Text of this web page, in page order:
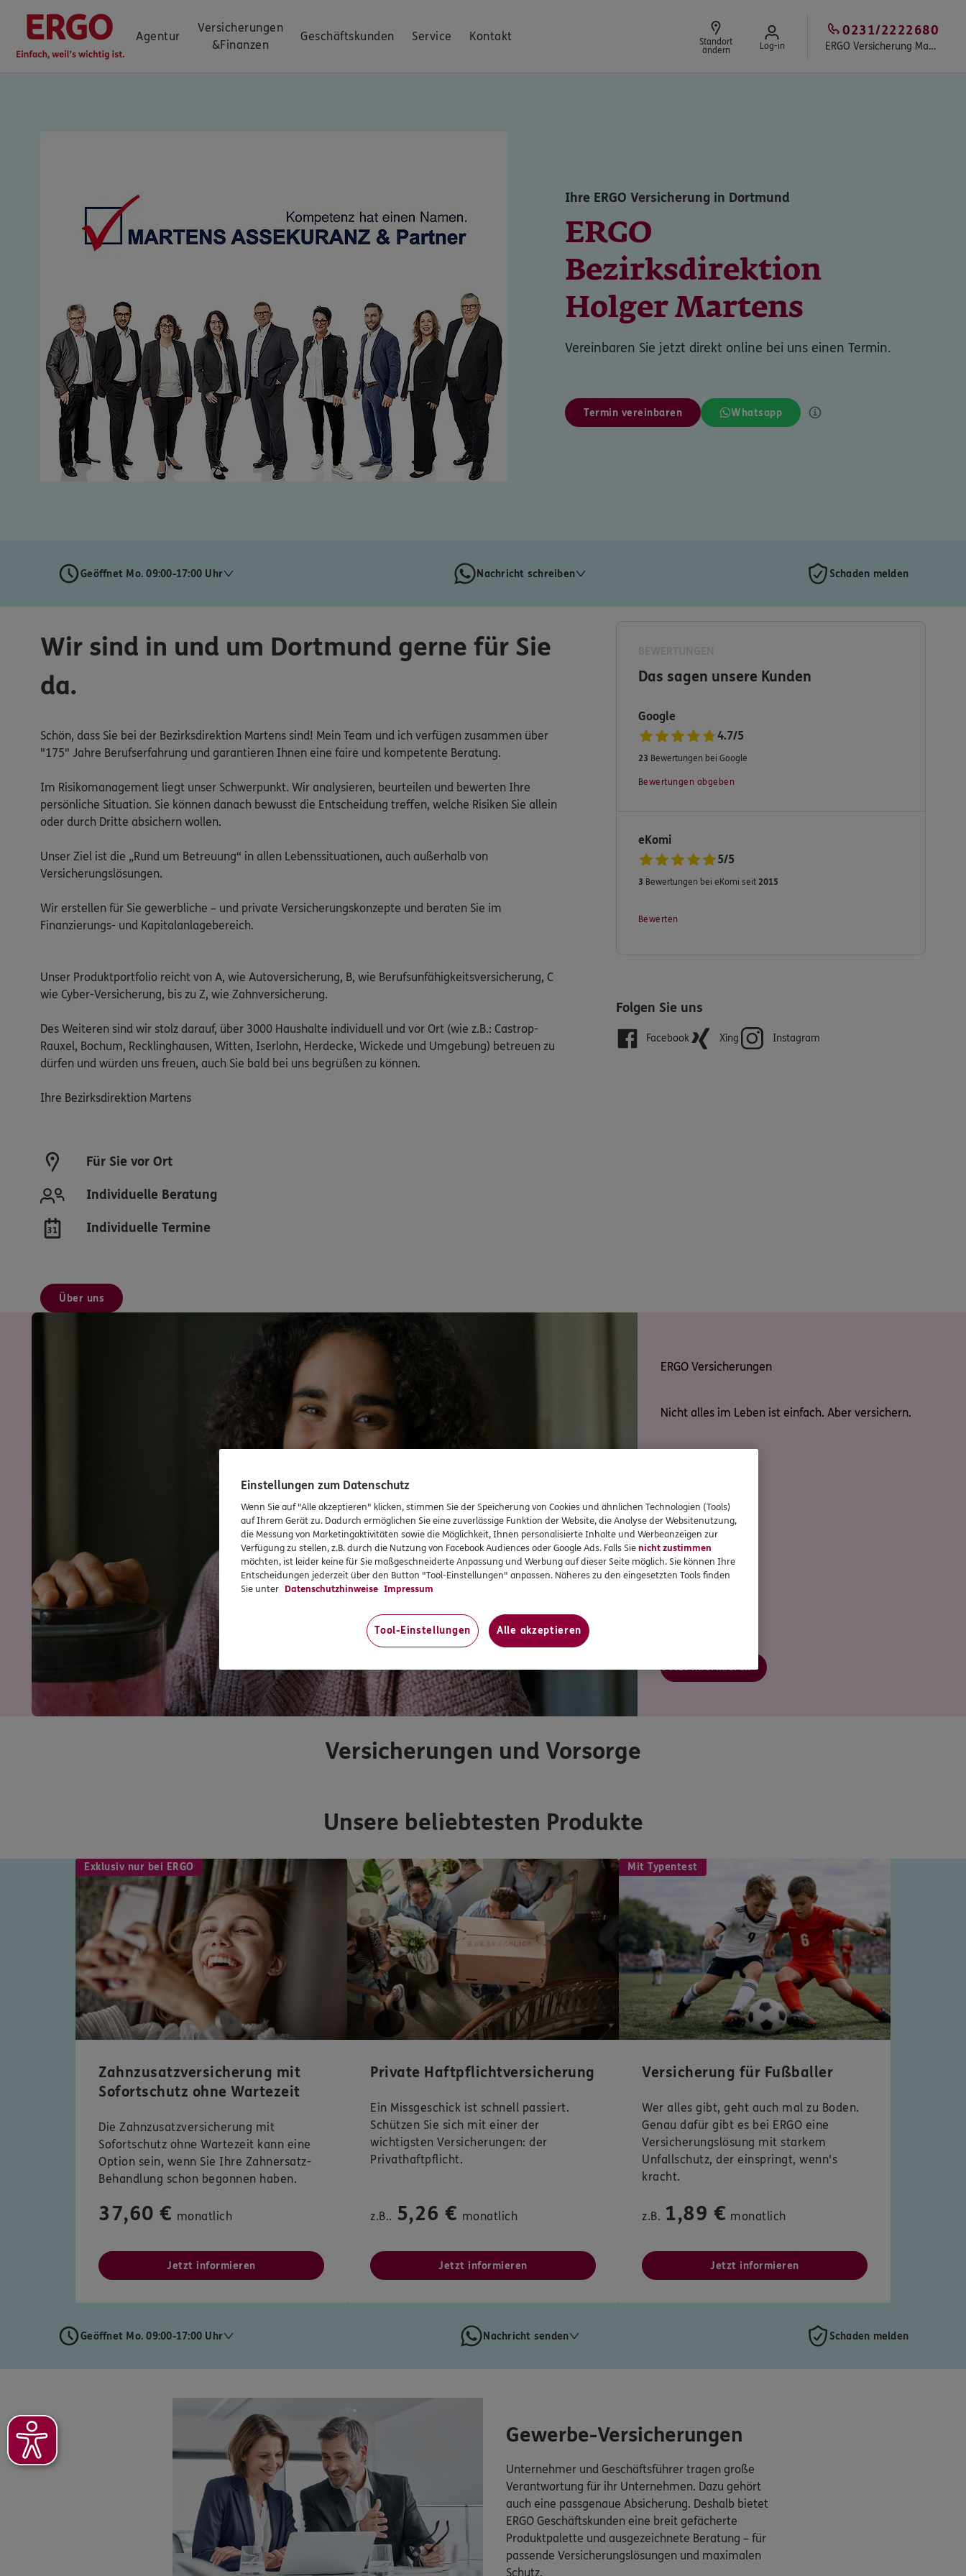
Agentur
Versicherungen
&Finanzen
Geschäftskunden Service Kontakt
Standort
ändern
Log-in ERGO Versicherung Martens Assekuranz
0231/2222680
Ihre ERGO Versicherung in Dortmund
ERGO
Bezirksdirektion
Holger Martens
Vereinbaren Sie jetzt direkt online bei uns einen Termin.
Termin vereinbaren Whatsapp
Geöffnet Mo. 09:00-17:00 Uhr Nachricht schreiben Schaden melden
Wir sind in und um Dortmund gerne für Sie
da.
Schön, dass Sie bei der Bezirksdirektion Martens sind! Mein Team und ich verfügen zusammen über
"175" Jahre Berufserfahrung und garantieren Ihnen eine faire und kompetente Beratung.
Im Risikomanagement liegt unser Schwerpunkt. Wir analysieren, beurteilen und bewerten Ihre
persönliche Situation. Sie können danach bewusst die Entscheidung treffen, welche Risiken Sie allein
oder durch Dritte absichern wollen.
Unser Ziel ist die „Rund um Betreuung“ in allen Lebenssituationen, auch außerhalb von
Versicherungslösungen.
Wir erstellen für Sie gewerbliche – und private Versicherungskonzepte und beraten Sie im
Finanzierungs- und Kapitalanlagebereich.
Unser Produktportfolio reicht von A, wie Autoversicherung, B, wie Berufsunfähigkeitsversicherung, C
wie Cyber-Versicherung, bis zu Z, wie Zahnversicherung.
Des Weiteren sind wir stolz darauf, über 3000 Haushalte individuell und vor Ort (wie z.B.: Castrop-
Rauxel, Bochum, Recklinghausen, Witten, Iserlohn, Herdecke, Wickede und Umgebung) betreuen zu
dürfen und würden uns freuen, auch Sie bald bei uns begrüßen zu können.
Ihre Bezirksdirektion Martens
Für Sie vor Ort
Individuelle Beratung
Individuelle Termine
Über uns
Das sagen unsere Kunden
Google
4.7/5
23 Bewertungen bei Google
Bewertungen abgeben
eKomi
5/5
3 Bewertungen bei eKomi seit 2015
Bewerten
Folgen Sie uns
Facebook Xing Instagram
ERGO Versicherungen
Nicht alles im Leben ist einfach. Aber versichern.
Jetzt informieren
Versicherungen und Vorsorge
Unsere beliebtesten Produkte
Exklusiv nur bei ERGO
Zahnzusatzversicherung mit
Sofortschutz ohne Wartezeit
Die Zahnzusatzversicherung mit
Sofortschutz ohne Wartezeit kann eine
Option sein, wenn Sie Ihre Zahnersatz-
Behandlung schon begonnen haben.
37,60 € monatlich
Jetzt informieren
Private Haftpflichtversicherung
Ein Missgeschick ist schnell passiert.
Schützen Sie sich mit einer der
wichtigsten Versicherungen: der
Privathaftpflicht.
z.B.. 5,26 € monatlich
Jetzt informieren
Mit Typentest
Versicherung für Fußballer
Wer alles gibt, geht auch mal zu Boden.
Genau dafür gibt es bei ERGO eine
Versicherungslösung mit starkem
Unfallschutz, der einspringt, wenn's
kracht.
z.B. 1,89 € monatlich
Jetzt informieren
Geöffnet Mo. 09:00-17:00 Uhr Nachricht senden Schaden melden
Gewerbe-Versicherungen
Unternehmer und Geschäftsführer tragen große
Verantwortung für ihr Unternehmen. Dazu gehört
auch eine passgenaue Absicherung. Deshalb bietet
ERGO Geschäftskunden eine breit gefächerte
Produktpalette und ausgezeichnete Beratung – für
passende Versicherungslösungen und maximalen
Schutz.
Einstellungen zum Datenschutz
Wenn Sie auf "Alle akzeptieren" klicken, stimmen Sie der Speicherung von Cookies und ähnlichen Technologien (Tools)
auf Ihrem Gerät zu. Dadurch ermöglichen Sie eine zuverlässige Funktion der Website, die Analyse der Websitenutzung,
die Messung von Marketingaktivitäten sowie die Möglichkeit, Ihnen personalisierte Inhalte und Werbeanzeigen zur
Verfügung zu stellen, z.B. durch die Nutzung von Facebook Audiences oder Google Ads. Falls Sienicht zustimmen
möchten, ist leider keine für Sie maßgeschneiderte Anpassung und Werbung auf dieser Seite möglich. Sie können Ihre
Entscheidungen jederzeit über den Button "Tool-Einstellungen" anpassen. Näheres zu den eingesetzten Tools finden
Sie unter Datenschutzhinweise Impressum
Tool-Einstellungen Alle akzeptieren